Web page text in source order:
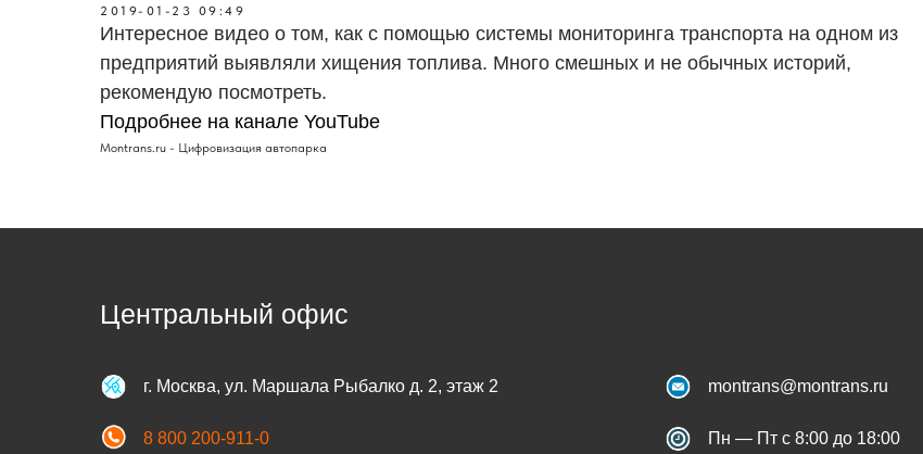
2019-01-23 09:49
Интересное видео о том, как с помощью системы мониторинга транспорта на одном из
предприятий выявляли хищения топлива. Много смешных и не обычных историй,
рекомендую посмотреть.
Подробнее на канале YouTube
Montrans.ru - Цифровизация автопарка
г. Москва, ул. Маршала Рыбалко д. 2, этаж 2
Центральный офис
8 800 200-911-0 Пн — Пт с 8:00 до 18:00
montrans@montrans.ru